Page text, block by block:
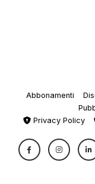
Abbonamenti
Privacy Policy